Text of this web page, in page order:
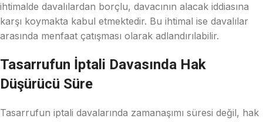
ihtimalde davalılardan borçlu, davacının alacak iddiasına
karşı koymakta kabul etmektedir. Bu ihtimal ise davalılar
arasında menfaat çatışması olarak adlandırılabilir.
Tasarrufun İptali Davasında Hak
Düşürücü Süre
Tasarrufun iptali davalarında zamanaşımı süresi değil, hak